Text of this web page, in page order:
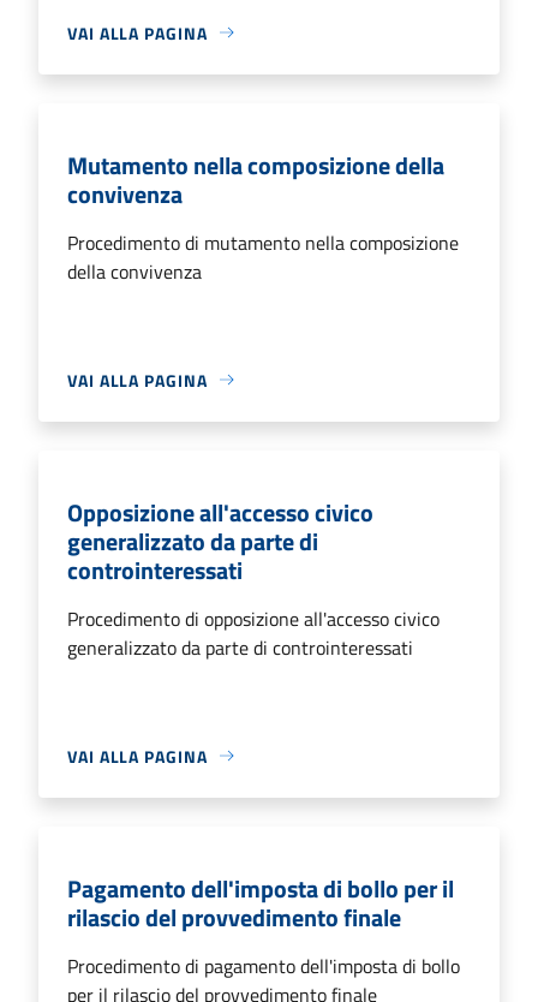
VAI ALLA PAGINA
Mutamento nella composizione della
convivenza
Procedimento di mutamento nella composizione
della convivenza
VAI ALLA PAGINA
Opposizione all'accesso civico
generalizzato da parte di
controinteressati
Procedimento di opposizione all'accesso civico
generalizzato da parte di controinteressati
VAI ALLA PAGINA
Pagamento dell'imposta di bollo per il
rilascio del provvedimento finale
Procedimento di pagamento dell'imposta di bollo
per il rilascio del provvedimento finale